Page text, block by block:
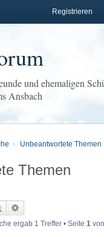
Registrieren
und ehemaligen
Ansbach
Unbeantwortete Themen
Themen
Suche
ergab 1 Treffer • Seite 1von